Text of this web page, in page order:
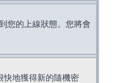
您的上線狀態。您將會
快地獲得新的隨機密